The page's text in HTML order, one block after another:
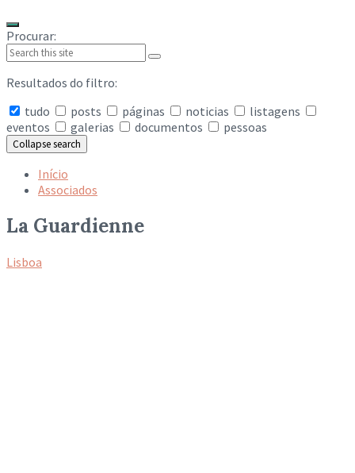
Procurar:
Resultados do filtro:
tudo
posts páginas noticias
listagens
eventos
galerias documentos pessoas
Collapse search
Início
Associados
La Guardienne
Lisboa